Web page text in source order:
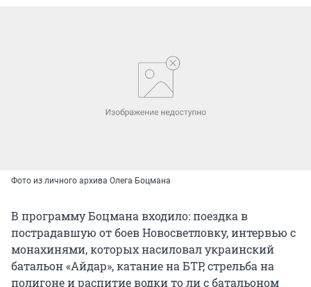
Фото из личного архива Олега Боцмана
В программу Боцмана входило: поездка в
пострадавшую от боев Новосветловку, интервью с
монахинями, которых насиловал украинский
батальон «Айдар», катание на БТР, стрельба на
полигоне и распитие водки то ли с батальоном